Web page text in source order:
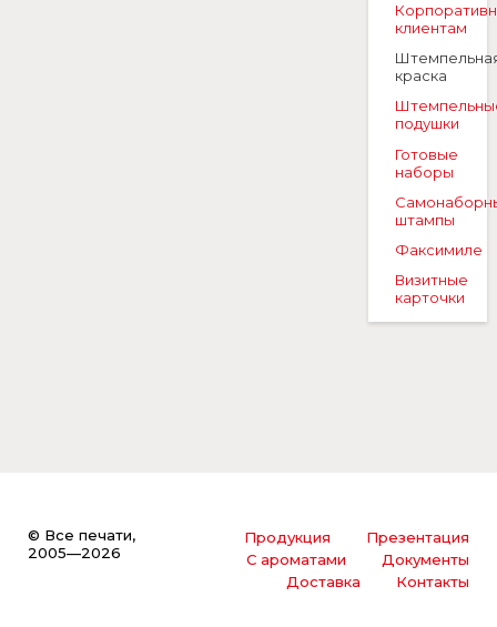
клиентам
краска
подушки
Готовые
наборы
штампы
Факсимиле
Визитные
карточки
© Все печати,
2005—2026
Продукция
Презентация
С ароматами
Документы
Доставка
Контакты